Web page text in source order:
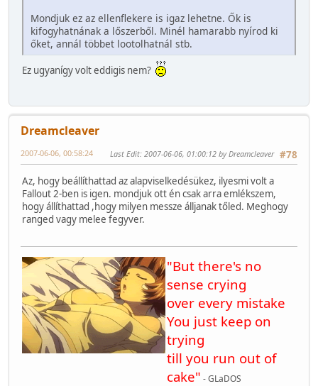
Mondjuk ez az ellenflekere is igaz lehetne. Ők is
kifogyhatnának a lőszerből. Minél hamarabb nyírod ki
őket, annál többet lootolhatnál stb.
Ez ugyanígy volt eddigis nem?
Dreamcleaver
#78
2007-06-06, 00:58:24 Last Edit: 2007-06-06, 01:00:12 by Dreamcleaver
Az, hogy beállíthattad az alapviselkedésükez, ilyesmi volt a
Fallout 2-ben is igen. mondjuk ott én csak arra emlékszem,
hogy állíthattad ,hogy milyen messze álljanak tőled. Meghogy
ranged vagy melee fegyver.
"But there's no
sense crying
over every mistake
You just keep on
trying
till you run out of
cake" - GLaDOS